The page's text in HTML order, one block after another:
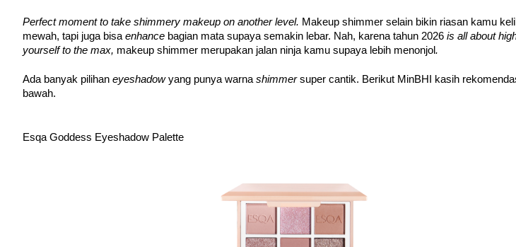
Perfect moment to take shimmery makeup on another level. Makeup shimmer selain bikin riasan kamu
mewah, tapi juga bisa enhance bagian mata supaya semakin lebar. Nah, karena tahun 2026 is all about
yourself to the max, makeup shimmer merupakan jalan ninja kamu supaya lebih menonjol.
Ada banyak pilihan eyeshadow yang punya warna shimmer super cantik. Berikut MinBHI kasih
bawah.
Esqa Goddess Eyeshadow Palette